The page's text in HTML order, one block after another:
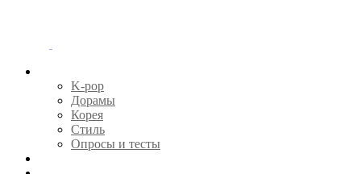
K-pop
Дорамы
Корея
Стиль
Опросы и тесты